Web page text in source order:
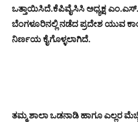
ಒತ್ತಾಯಿಸಿದೆ.ಕೆಪಿವೈಸಿಸಿ ಅಧ್ಯಕ್ಷ ಎಂ.ಎಸ್.
ಬೆಂಗಳೂರಿನಲ್ಲಿ ನಡೆದ ಪ್ರದೇಶ ಯುವ
ನಿರ್ಣಯ ಕೈಗೊಳ್ಳಲಾಗಿದೆ.
ತಮ್ಮ ಶಾಲಾ ಒಡನಾಡಿ ಹಾಗೂ ಎಲ್ಲರ